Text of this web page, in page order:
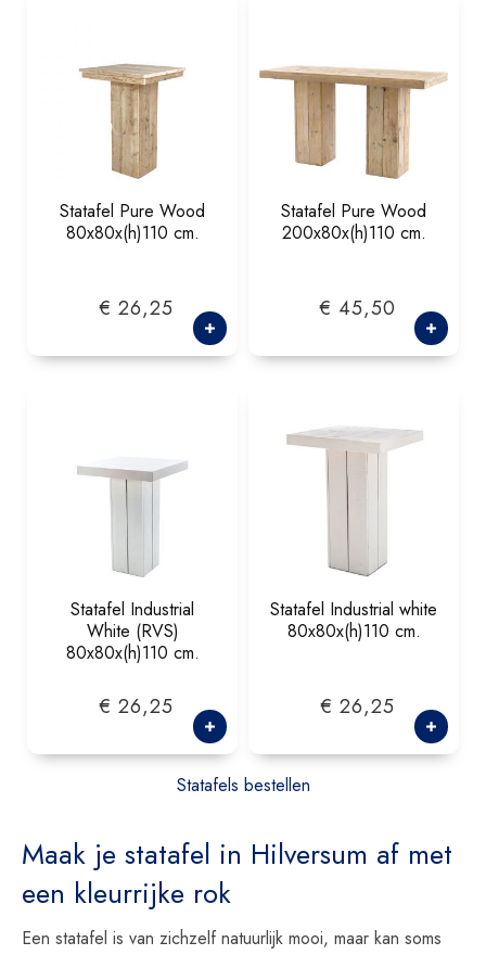
Statafel Pure Wood
80x80x(h)110 cm.
€ 26,25
Statafel Pure Wood
200x80x(h)110 cm.
€ 45,50
Statafel Industrial
White (RVS)
80x80x(h)110 cm.
€ 26,25
Statafel Industrial white
80x80x(h)110 cm.
€ 26,25
Statafels bestellen
Maak je statafel in Hilversum af met
een kleurrijke rok
Een statafel is van zichzelf natuurlijk mooi, maar kan soms